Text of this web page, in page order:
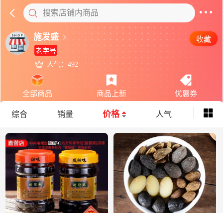
搜索店铺内商品
施发盛
老字号
人气：492
收藏
全部商品 商品上新 优惠券
综合 销量 价格 人气